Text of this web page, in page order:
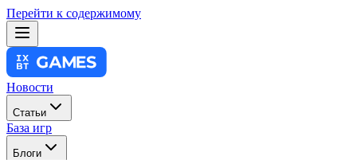
Перейти к содержимому
Новости
Статьи
База игр
Блоги